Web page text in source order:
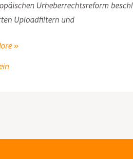
Urheberrechtsreform
Uploadfiltern und
»